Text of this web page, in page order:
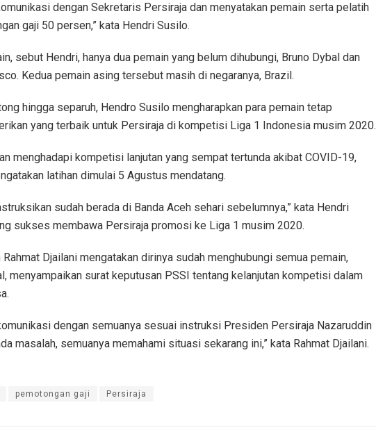
dengan Sekretaris Persiraja dan menyatakan pemain serta pelatih
gaji 50 persen,” kata Hendri Susilo.
sebut Hendri, hanya dua pemain yang belum dihubungi, Bruno Dybal dan
Kedua pemain asing tersebut masih di negaranya, Brazil.
hingga separuh, Hendro Susilo mengharapkan para pemain tetap
yang terbaik untuk Persiraja di kompetisi Liga 1 Indonesia musim 2020.
menghadapi kompetisi lanjutan yang sempat tertunda akibat COVID-19,
latihan dimulai 5 Agustus mendatang.
sudah berada di Banda Aceh sehari sebelumnya,” kata Hendri
sukses membawa Persiraja promosi ke Liga 1 musim 2020.
Djailani mengatakan dirinya sudah menghubungi semua pemain,
menyampaikan surat keputusan PSSI tentang kelanjutan kompetisi dalam
dengan semuanya sesuai instruksi Presiden Persiraja Nazaruddin
masalah, semuanya memahami situasi sekarang ini,” kata Rahmat Djailani.
pemotongan gaji Persiraja